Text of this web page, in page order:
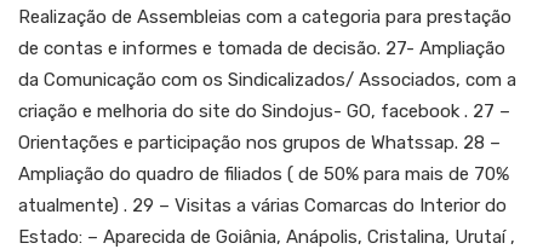
Realização de Assembleias com a categoria para prestação
de contas e informes e tomada de decisão. 27- Ampliação
da Comunicação com os Sindicalizados/ Associados, com a
criação e melhoria do site do Sindojus- GO, facebook . 27 –
Orientações e participação nos grupos de Whatssap. 28 –
Ampliação do quadro de filiados ( de 50% para mais de 70%
atualmente) . 29 – Visitas a várias Comarcas do Interior do
Estado: – Aparecida de Goiânia, Anápolis, Cristalina, Urutaí ,